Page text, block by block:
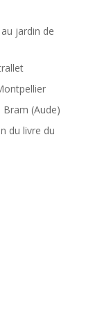
jardin de
(Aude)
du livre du